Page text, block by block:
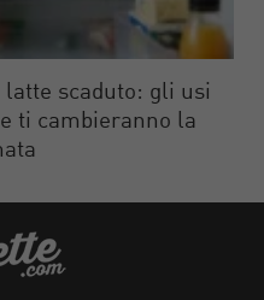
scaduto: gli usi
ti cambieranno la